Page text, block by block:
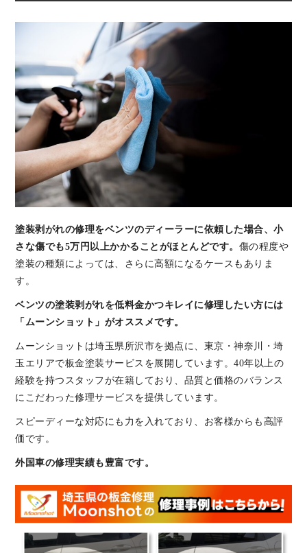
塗装剥がれの修理をベンツのディーラーに依頼した場合、小
さな傷でも5万円以上かかることがほとんどです。 傷の程度や
塗装の種類によっては、さらに高額になるケースもありま
す。
ベンツの塗装剥がれを低料金かつキレイに修理したい方には
「ムーンショット」がオススメです。
ムーンショットは埼玉県所沢市を拠点に、東京・神奈川・埼
玉エリアで板金塗装サービスを展開しています。40年以上の
経験を持つスタッフが在籍しており、品質と価格のバランス
にこだわった修理サービスを提供しています。
スピーディーな対応にも力を入れており、お客様からも高評
価です。
外国車の修理実績も豊富です。